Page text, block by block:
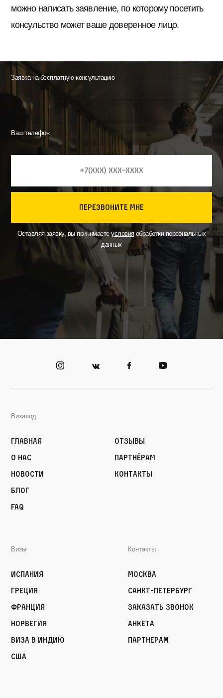
можно написать заявление, по которому посетить
консульство может ваше доверенное лицо.
Заявка на бесплатную консультацию
Ваш телефон
перезвоните мне
Оставляя заявку, вы принимаетеусловияобработки персональных
данных
Визаход
Главная
О нас
Новости
Блог
FAQ
Отзывы
Партнёрам
Контакты
Визы
Испания
Греция
Франция
Норвегия
Виза в Индию
США
Контакты
Москва
Санкт-Петербург
Заказать звонок
Анкета
Партнерам